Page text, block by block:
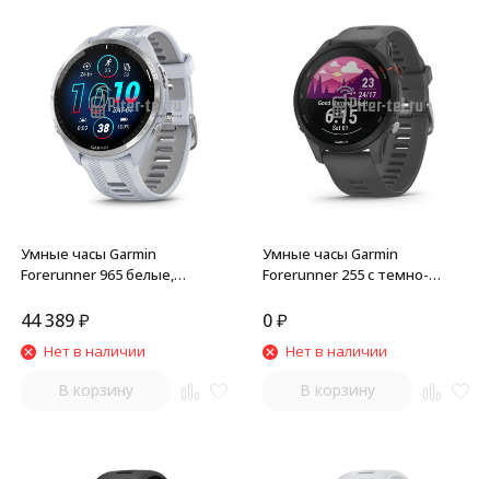
Умные часы Garmin
Forerunner 965 белые,
ремешком
44 389₽
Нет в наличии
В корзину
Умные часы Garmin
Forerunner 255 с темно-
0₽
Нет в наличии
В корзину